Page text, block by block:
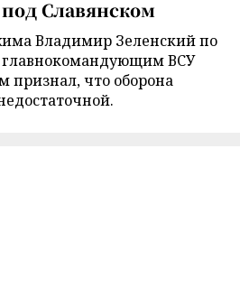
Славянском
Владимир Зеленский по
главнокомандующим ВСУ
что оборона